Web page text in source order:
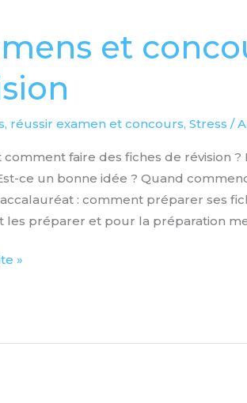
et
, réussir examen et concours,Stress /
comment faire des fiches de révision
ce un bonne idée ? Quand
: comment préparer ses
les préparer et pour la préparation
»